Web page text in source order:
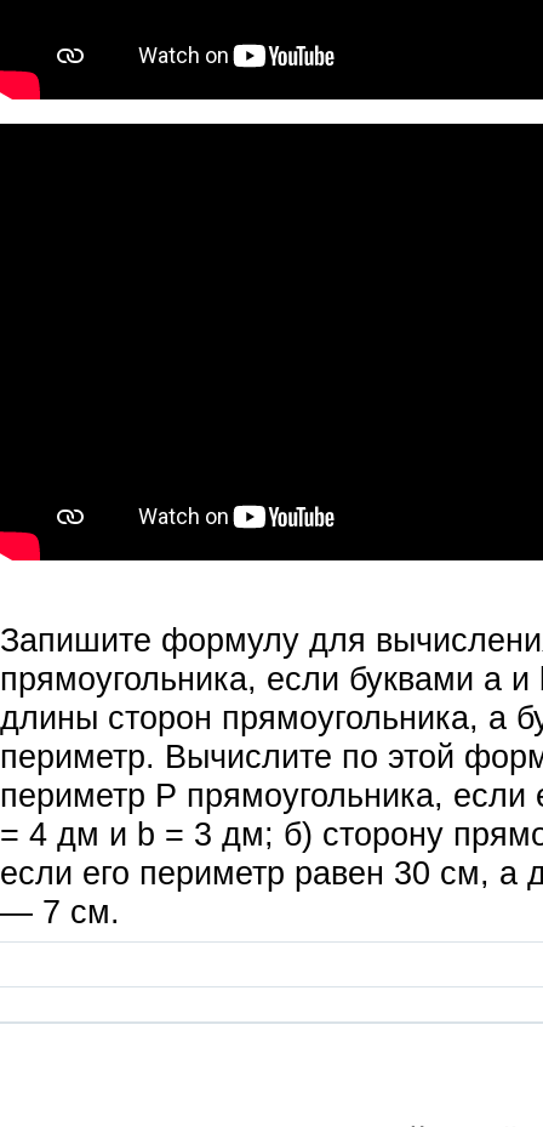
Запишите формулу для
прямоугольника, если буквами а
длины сторон прямоугольника, а
периметр. Вычислите по этой
периметр Р прямоугольника, если
= 4 дм и b = 3 дм; б) сторону
если его периметр равен 30 см, а
— 7 см.